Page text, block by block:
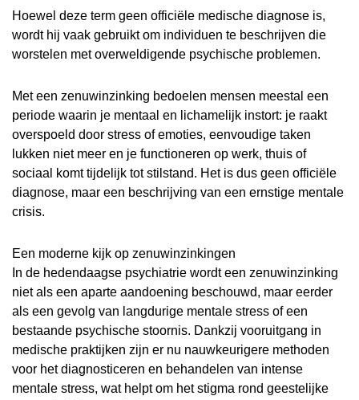
Hoewel deze term geen officiële medische diagnose is,
wordt hij vaak gebruikt om individuen te beschrijven die
worstelen met overweldigende psychische problemen.
Met een zenuwinzinking bedoelen mensen meestal een
periode waarin je mentaal en lichamelijk instort: je raakt
overspoeld door stress of emoties, eenvoudige taken
lukken niet meer en je functioneren op werk, thuis of
sociaal komt tijdelijk tot stilstand. Het is dus geen officiële
diagnose, maar een beschrijving van een ernstige mentale
crisis.
Een moderne kijk op zenuwinzinkingen
In de hedendaagse psychiatrie wordt een zenuwinzinking
niet als een aparte aandoening beschouwd, maar eerder
als een gevolg van langdurige mentale stress of een
bestaande psychische stoornis. Dankzij vooruitgang in
medische praktijken zijn er nu nauwkeurigere methoden
voor het diagnosticeren en behandelen van intense
mentale stress, wat helpt om het stigma rond geestelijke